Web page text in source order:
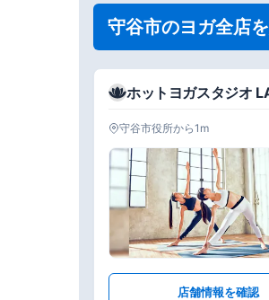
守谷市のヨガ全店
ホットヨガスタジオ
守谷市役所から1m
店舗情報を確認